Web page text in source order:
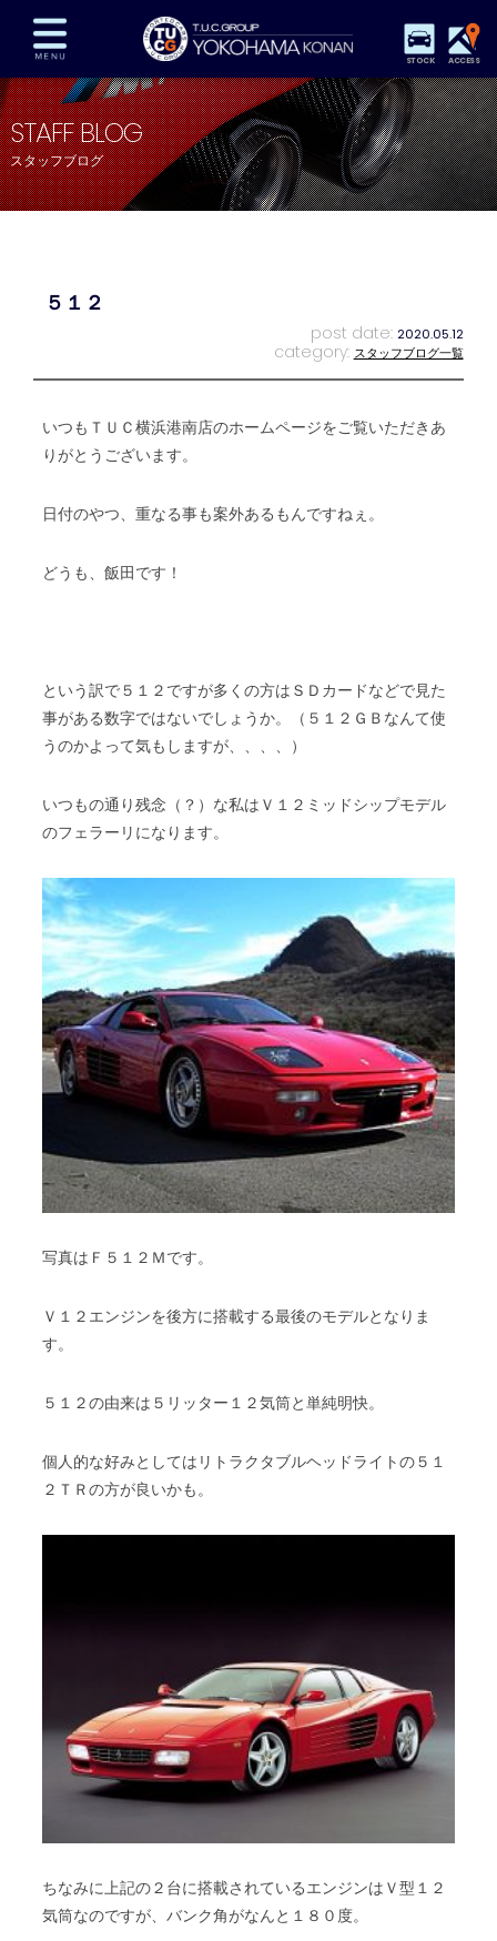
STOCK ACCESS
在庫車両情報 保証&サービス パーツリスト
TUCとは？ 店舗情報 アクセスマップ
全国納車 特別作業 注文販売
STAFF BLOG
スタッフブログ
５１２
post date: 2020.05.12
category: スタッフブログ一覧
いつもＴＵＣ横浜港南店のホームページをご覧いただきあ
りがとうございます。
日付のやつ、重なる事も案外あるもんですねぇ。
どうも、飯田です！
という訳で５１２ですが多くの方はＳＤカードなどで見た
事がある数字ではないでしょうか。（５１２ＧＢなんて使
うのかよって気もしますが、、、、）
いつもの通り残念（？）な私はＶ１２ミッドシップモデル
のフェラーリになります。
写真はＦ５１２Ｍです。
Ｖ１２エンジンを後方に搭載する最後のモデルとなりま
す。
５１２の由来は５リッター１２気筒と単純明快。
個人的な好みとしてはリトラクタブルヘッドライトの５１
２ＴＲの方が良いかも。
ちなみに上記の２台に搭載されているエンジンはＶ型１２
気筒なのですが、バンク角がなんと１８０度。